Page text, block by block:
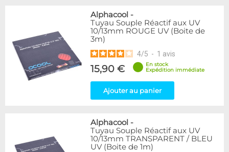
Alphacool -
Tuyau Souple Réactif aux UV
10/13mm ROUGE UV (Boite de
3m)
4/5 - 1 avis
15,90 €
En stock
Expédition immédiate
Ajouter au panier
Alphacool -
Tuyau Souple Réactif aux UV
10/13mm TRANSPARENT / BLEU
UV (Boite de 1m)